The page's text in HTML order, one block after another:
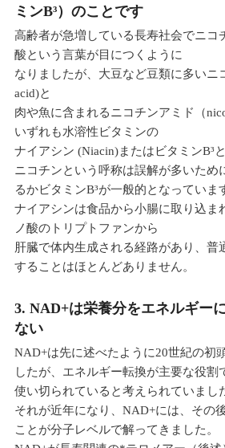
ミンB³）のことです
高齢者が急増している長寿社会でニコ
酸という言葉が目につくように
なりましたが、大豆など豆類に多いニ
acid)と
肉や魚に含まれるニコチンアミド（
いずれも水溶性ビタミンの
ナイアシン (Niacin)またはビタミンB³
ニコチンという呼称は誤解が多いため
るかビタミンB³が一般的となっていま
ナイアシンは食品から小腸に取り込ま
ノ酸のトリプトファンから
肝臓で体内生成される経路があり、普
することはほとんどありません。
3. NAD+は栄養分をエネルギー
ない
NAD+は先に述べたように20世紀の初
したが、エネルギー転換が主要な役割
使い切られていると考えられていまし
それが近年になり、NAD+には、その
ことが分子レベルで解ってきました。